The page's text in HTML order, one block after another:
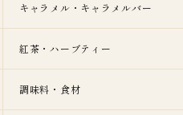
キャラメル・キャラメルバー
紅茶・ハーブティー
調味料・食材